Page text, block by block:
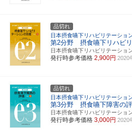
品切れ
日本摂食嚥下リハビリテーショ
第2分野 摂食嚥下リハビ
日本摂食嚥下リハビリテーシ
発行時参考価格 2,900円 2020
品切れ
日本摂食嚥下リハビリテーショ
第3分野 摂食嚥下障害の
日本摂食嚥下リハビリテーシ
発行時参考価格 3,000円 2020